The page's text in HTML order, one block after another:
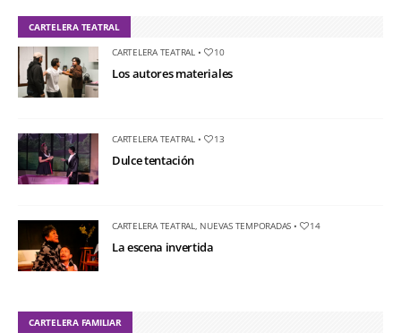
CARTELERA TEATRAL
CARTELERA TEATRAL• 10
Los autores materiales
CARTELERA TEATRAL• 13
Dulce tentación
CARTELERA TEATRAL, NUEVAS TEMPORADAS • 14
La escena invertida
CARTELERA FAMILIAR